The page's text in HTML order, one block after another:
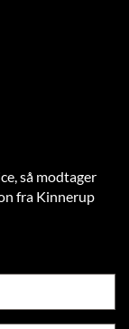
så modtager
fra Kinnerup